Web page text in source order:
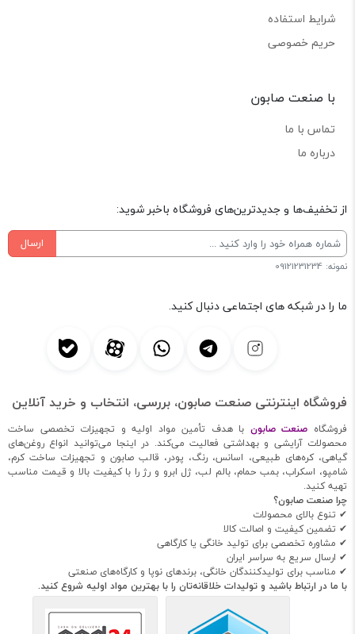
شرایط استفاده
حریم خصوصی
با صنعت صابون
تماس با ما
درباره ما
از تخفیف‌ها و جدیدترین‌های فروشگاه باخبر شوید:
ارسال
نمونه: 09121231234
ما را در شبکه های اجتماعی دنبال کنید.
فروشگاه اینترنتی صنعت صابون، بررسی، انتخاب و خرید آنلاین
فروشگاه صنعت صابون با هدف تأمین مواد اولیه و تجهیزات تخصصی ساخت
محصولات آرایشی و بهداشتی فعالیت می‌کند. در اینجا می‌توانید انواع روغن‌های
گیاهی، کره‌های طبیعی، اسانس، رنگ، پودر، قالب صابون و تجهیزات ساخت کرم،
شامپو، اسکراب، بمب حمام، بالم لب، ژل ابرو و رژ را با کیفیت بالا و قیمت مناسب
تهیه کنید.
چرا صنعت صابون؟
✔ تنوع بالای محصولات
✔ تضمین کیفیت و اصالت کالا
✔ مشاوره تخصصی برای تولید خانگی یا کارگاهی
✔ ارسال سریع به سراسر ایران
✔ مناسب برای تولیدکنندگان خانگی، برندهای نوپا و کارگاه‌های صنعتی
با ما در ارتباط باشید و تولیدات خلاقانه‌تان را با بهترین مواد اولیه شروع کنید.